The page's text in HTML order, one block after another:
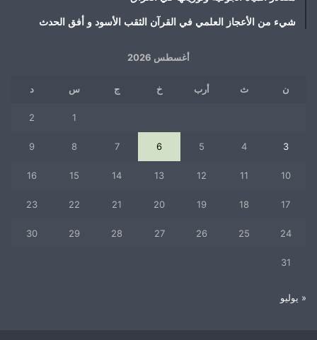
شيء من الأعجاز العلمي في القرآن الثقب الأسود و أفق الحدث
أغسطس 2026
ن ث أرب خ ج س د
1
2
3
4
5
6
7
8
9
10
11
12
13
14
15
16
17
18
19
20
21
22
23
24
25
26
27
28
29
30
31
« يوليو